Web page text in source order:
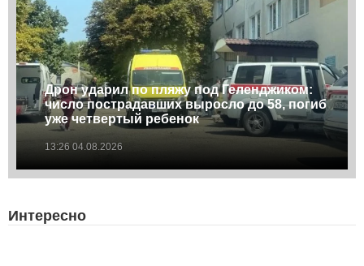
Дрон ударил по пляжу под Геленджиком:
число пострадавших выросло до 58, погиб
уже четвертый ребенок
13:26 04.08.2026
Интересно